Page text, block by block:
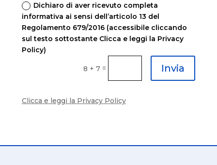
Dichiaro di aver ricevuto completa
informativa ai sensi dell’articolo 13 del
Regolamento 679/2016 (accessibile cliccando
sul testo sottostante Clicca e leggi la Privacy
Policy)
8 + 7 = Invia
Clicca e leggi la Privacy Policy